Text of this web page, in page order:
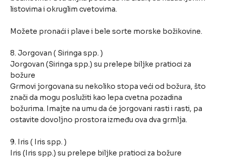
listovima i okruglim cvetovima.
Možete pronaći i plave i bele sorte morske božikovine.
8. Jorgovan ( Siringa spp. )
Jorgovan (Siringa spp.) su prelepe biljke pratioci za
božure
Grmovi jorgovana su nekoliko stopa veći od božura, što
znači da mogu poslužiti kao lepa cvetna pozadina
božurima. Imajte na umu da će jorgovani rasti i rasti, pa
ostavite dovoljno prostora između ova dva grmlja.
9. Iris ( Iris spp. )
Iris (Iris spp.) su prelepe biljke pratioci za božure